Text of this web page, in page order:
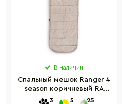
В наличии
Спальный мешок Ranger 4
season коричневый RA
5515B
3 5 25